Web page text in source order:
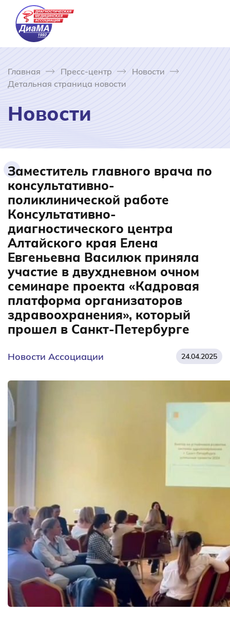
Главная Пресс-центр
Новости
Детальная страница новости
Новости
Заместитель главного врача по
консультативно-
поликлинической работе
Консультативно-
диагностического центра
Алтайского края Елена
Евгеньевна Василюк приняла
участие в двухдневном очном
семинаре проекта «Кадровая
платформа организаторов
здравоохранения», который
прошел в Санкт-Петербурге
Новости Ассоциации 24.04.2025